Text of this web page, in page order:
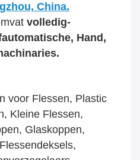
China.
volledig-
Hand,
voor Flessen, Plastic
Kleine Flessen,
Glaskoppen,